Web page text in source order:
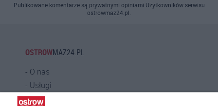
Publikowane komentarze są prywatnymi opiniami Użytkowników serwisu
ostrowmaz24.pl.
OSTROWMAZ24.PL
O nas
Usługi
Praca